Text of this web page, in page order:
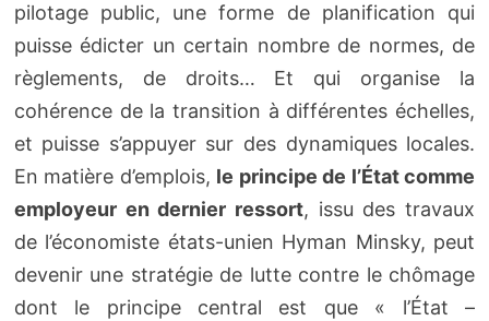
pilotage public, une forme de planification qui
puisse édicter un certain nombre de normes, de
règlements, de droits… Et qui organise la
cohérence de la transition à différentes échelles,
et puisse s’appuyer sur des dynamiques locales.
En matière d’emplois, le principe de l’État comme
employeur en dernier ressort, issu des travaux
de l’économiste états-unien Hyman Minsky, peut
devenir une stratégie de lutte contre le chômage
dont le principe central est que « l’État –